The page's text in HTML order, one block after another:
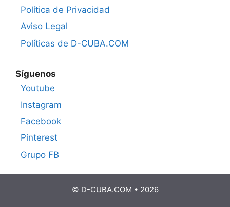
Política de Privacidad
Aviso Legal
Políticas de D-CUBA.COM
Síguenos
Youtube
Instagram
Facebook
Pinterest
Grupo FB
© D-CUBA.COM • 2026